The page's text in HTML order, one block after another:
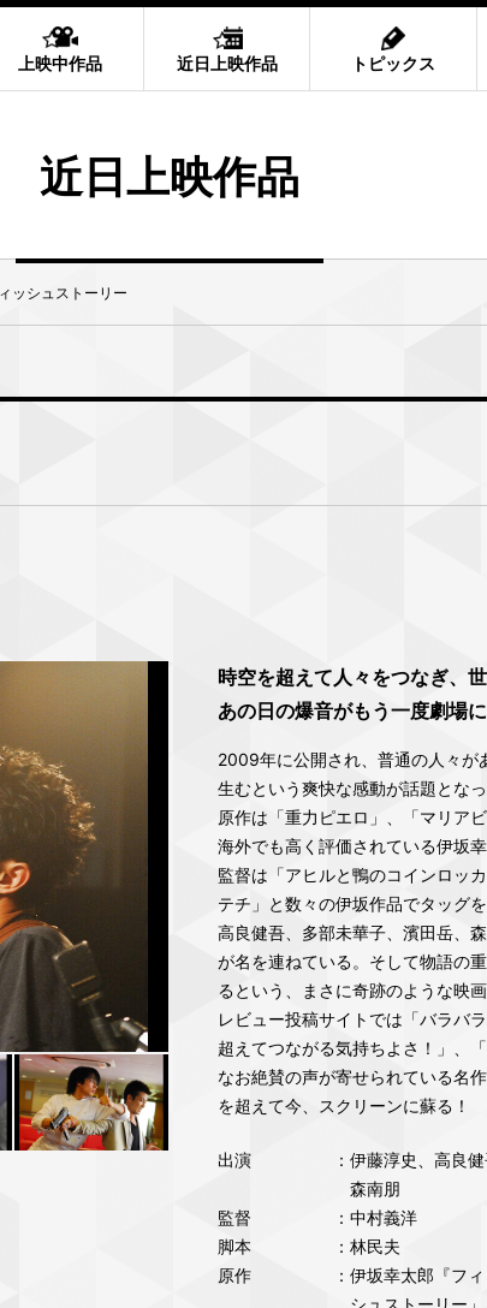
上映中作品 近日上映作品 トピックス
近日上映作品
ッシュストーリー
時空を超えて⼈々をつなぎ、
あの⽇の爆⾳がもう⼀度劇場
2009年に公開され、普通の人々が
生むという爽快な感動が話題とな
原作は「重力ピエロ」、「マリア
海外でも高く評価されている伊坂
監督は「アヒルと鴨のコインロッ
テチ」と数々の伊坂作品でタッグ
高良健吾、多部未華子、濱田岳、
が名を連ねている。そして物語の
るという、まさに奇跡のような映画
レビュー投稿サイトでは「バラバ
超えてつながる気持ちよさ！」、
なお絶賛の声が寄せられている名
を超えて今、スクリーンに蘇る！
出演 ：伊藤淳史、⾼良
森南朋
監督
：中村義洋
脚本
：林⺠夫
原作
：伊坂幸太郎『フ
シュストーリー」